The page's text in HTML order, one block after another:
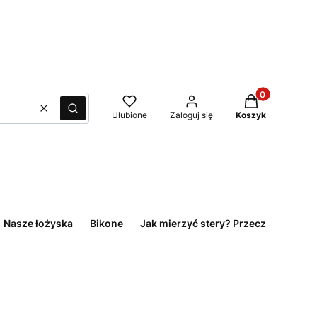
WyczyśćSzukaj Ulubione Zaloguj się
Produkty w
Koszyk
Nasze łożyska Bikone Jak mierzyć stery? Przeczytaj!